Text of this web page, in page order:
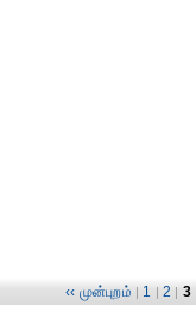
‹‹ முன்புறம் | 1 | 2 | 3